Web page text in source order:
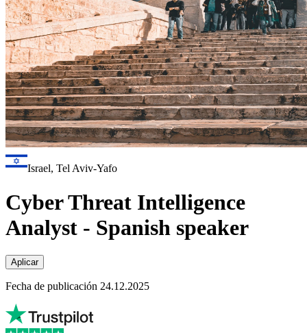
Israel, Tel Aviv-Yafo
Cyber Threat Intelligence
Analyst - Spanish speaker
Aplicar
Fecha de publicación 24.12.2025